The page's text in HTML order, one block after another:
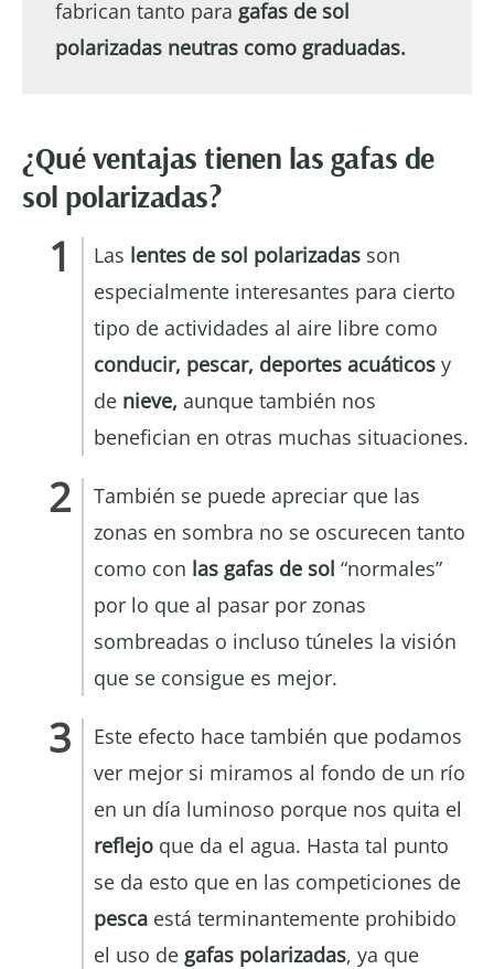
fabrican tanto para gafas de sol
polarizadas neutras como graduadas.
¿Qué ventajas tienen las gafas de
sol polarizadas?
Las lentes de sol polarizadas son
especialmente interesantes para cierto
tipo de actividades al aire libre como
conducir, pescar, deportes acuáticos y
de nieve, aunque también nos
benefician en otras muchas situaciones.
También se puede apreciar que las
zonas en sombra no se oscurecen tanto
como con las gafas de sol “normales”
por lo que al pasar por zonas
sombreadas o incluso túneles la visión
que se consigue es mejor.
Este efecto hace también que podamos
ver mejor si miramos al fondo de un río
en un día luminoso porque nos quita el
reflejo que da el agua. Hasta tal punto
se da esto que en las competiciones de
pesca está terminantemente prohibido
el uso de gafas polarizadas, ya que